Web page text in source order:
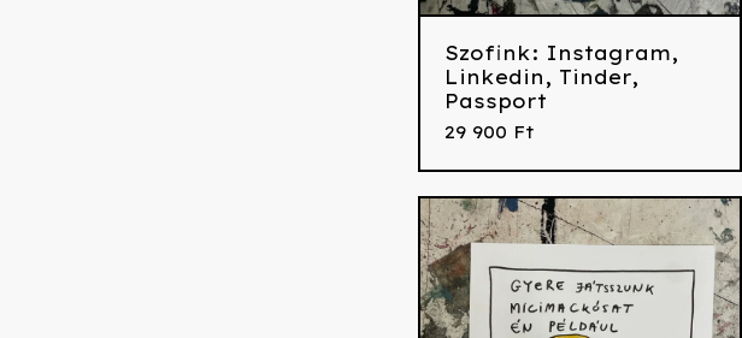
Szofink: Instagram,
Linkedin, Tinder,
Passport
29 900 Ft